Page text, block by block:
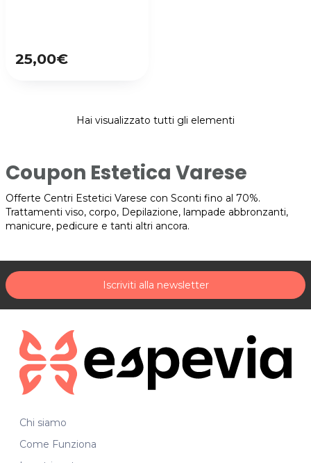
25,00€
Hai visualizzato tutti gli elementi
Coupon Estetica Varese
Offerte Centri Estetici Varese con Sconti fino al 70%.
Trattamenti viso, corpo, Depilazione, lampade abbronzanti,
manicure, pedicure e tanti altri ancora.
Iscriviti alla newsletter
Chi siamo
Come Funziona